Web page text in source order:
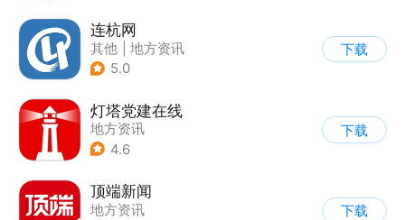
连杭网
其他
地方资讯
5.0
下载
灯塔党建在线
地方资讯
4.6
下载
顶端新闻
地方资讯
下载